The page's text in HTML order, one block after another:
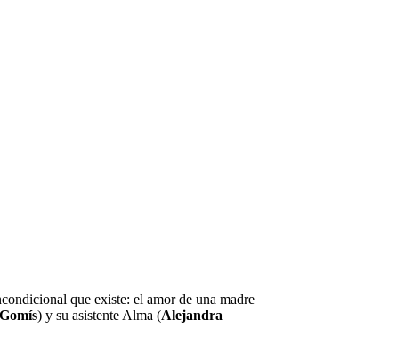
que existe: el amor de una madre
) y su asistente Alma (Alejandra